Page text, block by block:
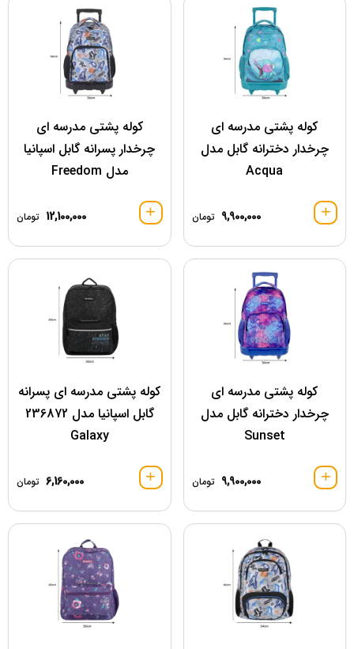
کوله پشتی مدرسه ای
چرخدار دخترانه گابل مدل
Acqua
9,900,000 تومان
کوله پشتی مدرسه ای
چرخدار پسرانه گابل اسپانیا
مدل Freedom
12,100,000 تومان
کوله پشتی مدرسه ای
چرخدار دخترانه گابل مدل
Sunset
9,900,000 تومان
کوله پشتی مدرسه ای پسرانه
گابل اسپانیا مدل 236872
Galaxy
6,160,000 تومان